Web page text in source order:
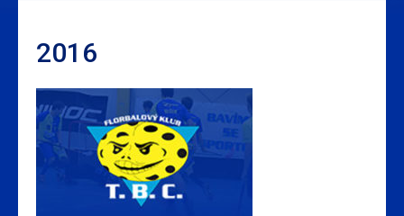
2016